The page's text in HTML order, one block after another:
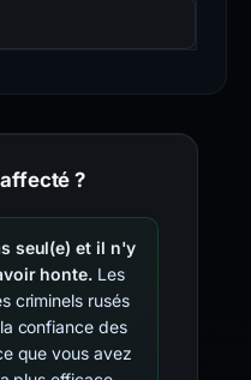
?
seul(e) et il n'y
honte.Les
criminels rusés
confiance des
que vous avez